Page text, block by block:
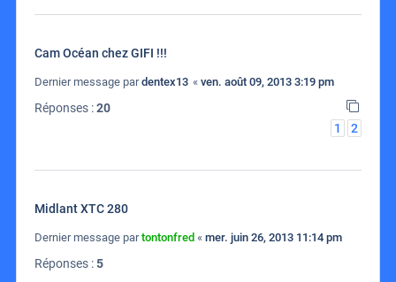
Cam Océan chez GIFI !!!
Dernier message pardentex13 « ven. août 09, 2013 3:19 pm
Réponses :20
1
2
Midlant XTC 280
Dernier message partontonfred « mer. juin 26, 2013 11:14 pm
Réponses :5